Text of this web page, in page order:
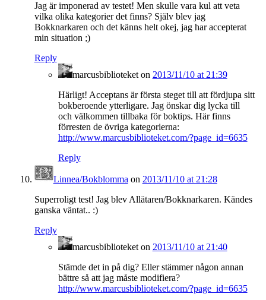
Jag är imponerad av testet! Men skulle vara kul att veta
vilka olika kategorier det finns? Själv blev jag
Bokknarkaren och det känns helt okej, jag har accepterat
min situation ;)
Reply
marcusbiblioteketon 2013/11/10 at 21:39
Härligt! Acceptans är första steget till att fördjupa sitt
bokberoende ytterligare. Jag önskar dig lycka till
och välkommen tillbaka för boktips. Här finns
förresten de övriga kategorierna:
http://www.marcusbiblioteket.com/?page_id=6635
Reply
Linnea/Bokblomma on 2013/11/10 at 21:28
Superroligt test! Jag blev Allätaren/Bokknarkaren. Kändes
ganska väntat.. :)
Reply
marcusbiblioteketon 2013/11/10 at 21:40
Stämde det in på dig? Eller stämmer någon annan
bättre så att jag måste modifiera?
http://www.marcusbiblioteket.com/?page_id=6635